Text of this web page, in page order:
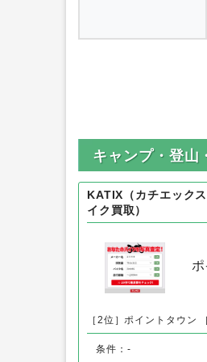
内容
キャンプ・登山
KATIX（カチエック
イク買取）